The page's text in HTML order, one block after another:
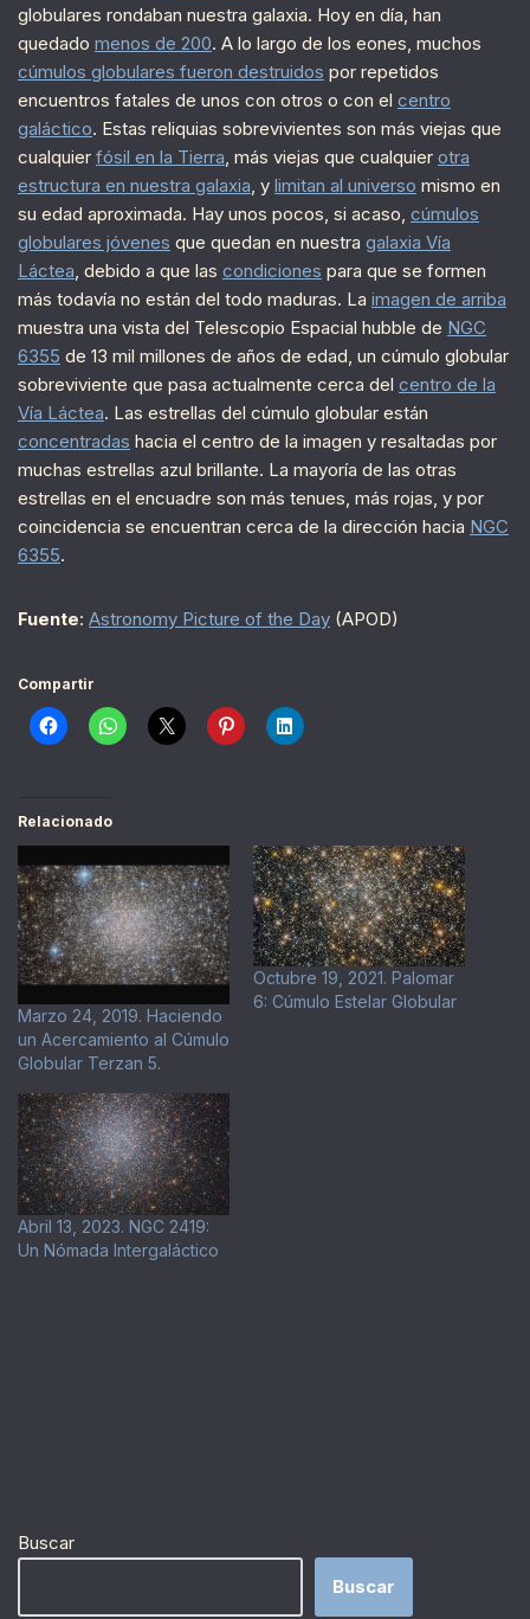
globulares rondaban nuestra galaxia. Hoy en día, han
quedado menos de 200. A lo largo de los eones, muchos
cúmulos globulares fueron destruidos por repetidos
encuentros fatales de unos con otros o con el centro
galáctico. Estas reliquias sobrevivientes son más viejas que
cualquier fósil en la Tierra, más viejas que cualquier otra
estructura en nuestra galaxia, y limitan al universo mismo en
su edad aproximada. Hay unos pocos, si acaso, cúmulos
globulares jóvenes que quedan en nuestra galaxia Vía
Láctea, debido a que las condiciones para que se formen
más todavía no están del todo maduras. La imagen de arriba
muestra una vista del Telescopio Espacial hubble de NGC
6355 de 13 mil millones de años de edad, un cúmulo globular
sobreviviente que pasa actualmente cerca del centro de la
Vía Láctea. Las estrellas del cúmulo globular están
concentradas hacia el centro de la imagen y resaltadas por
muchas estrellas azul brillante. La mayoría de las otras
estrellas en el encuadre son más tenues, más rojas, y por
coincidencia se encuentran cerca de la dirección hacia NGC
6355.
Fuente: Astronomy Picture of the Day (APOD)
Compartir
Relacionado
Marzo 24, 2019. Haciendo
un Acercamiento al Cúmulo
Globular Terzan 5.
Octubre 19, 2021. Palomar
6: Cúmulo Estelar Globular
Abril 13, 2023. NGC 2419:
Un Nómada Intergaláctico
Buscar
Buscar